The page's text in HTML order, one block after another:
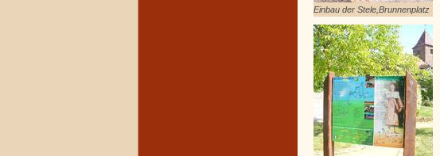
Einbau der Stele,Brunnenplatz